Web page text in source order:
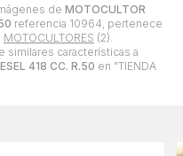
de MOTOCULTOR
referencia 10964, pertenece
MOTOCULTORES (2).
similares características a
418 CC. R.50 en "TIENDA